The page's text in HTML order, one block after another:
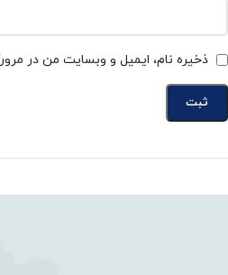
ذخیره نام، ایمیل و وبسایت من در